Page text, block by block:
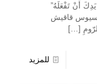
أَنْ تَفْعَلَهُ”
ألكسيوس قاقيش
[…]
للمزيد